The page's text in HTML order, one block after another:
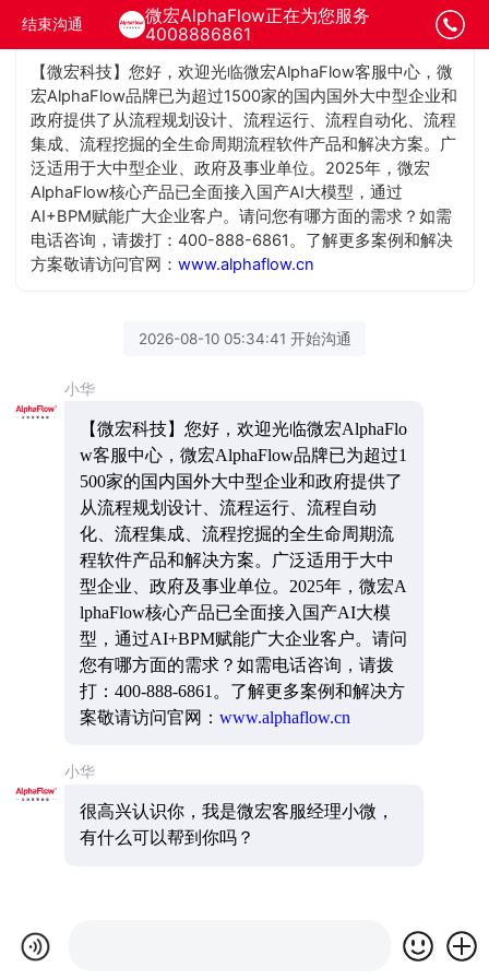
结束沟通
微宏AlphaFlow正在为您服务
4008886861
【微宏科技】您好，欢迎光临微宏AlphaFlow客服中心，微
宏AlphaFlow品牌已为超过1500家的国内国外大中型企业和
政府提供了从流程规划设计、流程运行、流程自动化、流程
集成、流程挖掘的全生命周期流程软件产品和解决方案。广
泛适用于大中型企业、政府及事业单位。2025年，微宏
AlphaFlow核心产品已全面接入国产AI大模型，通过
AI+BPM赋能广大企业客户。请问您有哪方面的需求？如需
电话咨询，请拨打：400-888-6861。了解更多案例和解决
方案敬请访问官网：www.alphaflow.cn
2026-08-10 05:34:41 开始沟通
小华
【微宏科技】您好，欢迎光临微宏AlphaFlo
w客服中心，微宏AlphaFlow品牌已为超过1
500家的国内国外大中型企业和政府提供了
从流程规划设计、流程运行、流程自动
化、流程集成、流程挖掘的全生命周期流
程软件产品和解决方案。广泛适用于大中
型企业、政府及事业单位。2025年，微宏A
lphaFlow核心产品已全面接入国产AI大模
型，通过AI+BPM赋能广大企业客户。请问
您有哪方面的需求？如需电话咨询，请拨
打：400-888-6861。了解更多案例和解决方
案敬请访问官网： www.alphaflow.cn
小华
很高兴认识你，我是微宏客服经理小微，
有什么可以帮到你吗？